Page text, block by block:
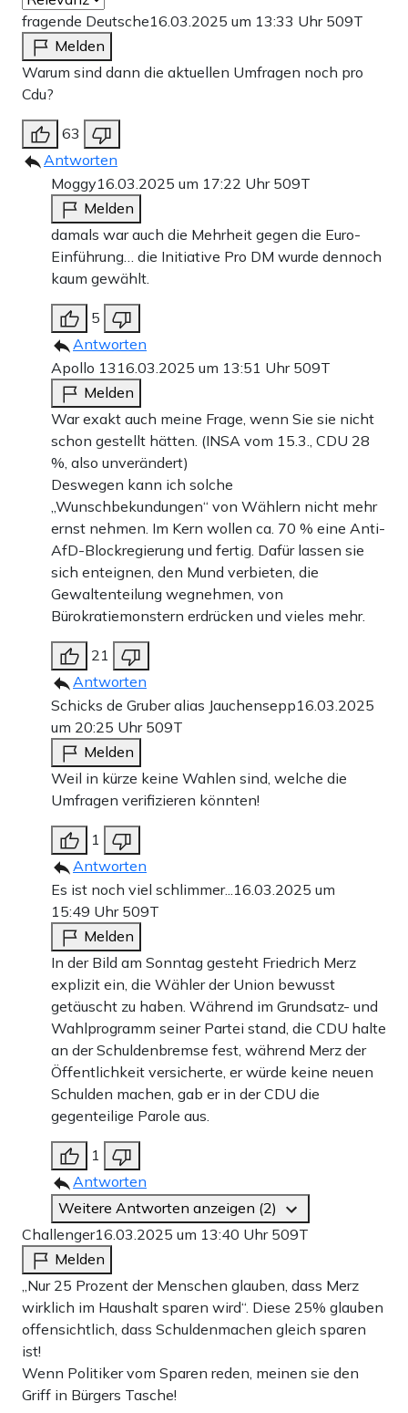
fragende Deutsche16.03.2025 um 13:33 Uhr 509T
Melden
Warum sind dann die aktuellen Umfragen noch pro
Cdu?
63
Antworten
Moggy16.03.2025 um 17:22 Uhr 509T
Melden
damals war auch die Mehrheit gegen die Euro-
Einführung… die Initiative Pro DM wurde dennoch
kaum gewählt.
5
Antworten
Apollo 13 16.03.2025 um 13:51 Uhr 509T
Melden
War exakt auch meine Frage, wenn Sie sie nicht
schon gestellt hätten. (INSA vom 15.3., CDU 28
%, also unverändert)
Deswegen kann ich solche
„Wunschbekundungen“ von Wählern nicht mehr
ernst nehmen. Im Kern wollen ca. 70 % eine Anti-
AfD-Blockregierung und fertig. Dafür lassen sie
sich enteignen, den Mund verbieten, die
Gewaltenteilung wegnehmen, von
Bürokratiemonstern erdrücken und vieles mehr.
21
Antworten
Schicks de Gruber alias Jauchensepp16.03.2025
um 20:25 Uhr 509T
Melden
Weil in kürze keine Wahlen sind, welche die
Umfragen verifizieren könnten!
1
Antworten
Es ist noch viel schlimmer...16.03.2025 um
15:49 Uhr 509T
Melden
In der Bild am Sonntag gesteht Friedrich Merz
explizit ein, die Wähler der Union bewusst
getäuscht zu haben. Während im Grundsatz- und
Wahlprogramm seiner Partei stand, die CDU halte
an der Schuldenbremse fest, während Merz der
Öffentlichkeit versicherte, er würde keine neuen
Schulden machen, gab er in der CDU die
gegenteilige Parole aus.
1
Antworten
Weitere Antworten anzeigen (2)
Challenger16.03.2025 um 13:40 Uhr 509T
Melden
„Nur 25 Prozent der Menschen glauben, dass Merz
wirklich im Haushalt sparen wird“. Diese 25% glauben
offensichtlich, dass Schuldenmachen gleich sparen
ist!
Wenn Politiker vom Sparen reden, meinen sie den
Griff in Bürgers Tasche!